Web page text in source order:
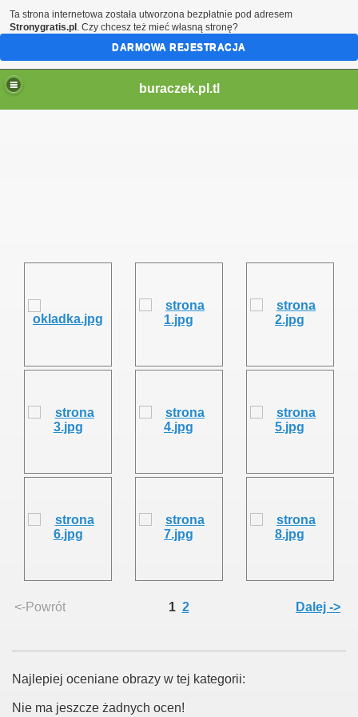
buraczek.pl.tl
<-Powrót 1 2 Dalej ->
Najlepiej oceniane obrazy w tej kategorii:
Nie ma jeszcze żadnych ocen!
Ta strona internetowa została utworzona bezpłatnie pod adresem
Stronygratis.pl . Czy chcesz też mieć własną stronę?
DARMOWA REJESTRACJA